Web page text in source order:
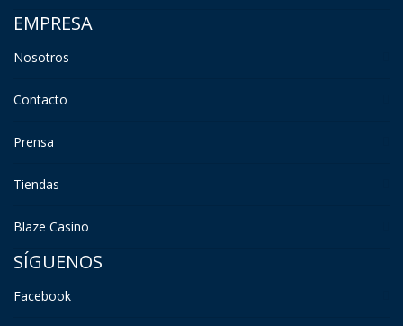
EMPRESA
Nosotros
Contacto
Prensa
Tiendas
Blaze Casino
SÍGUENOS
Facebook